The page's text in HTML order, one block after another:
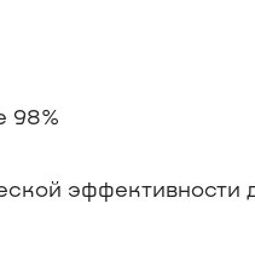
98%
эффективности